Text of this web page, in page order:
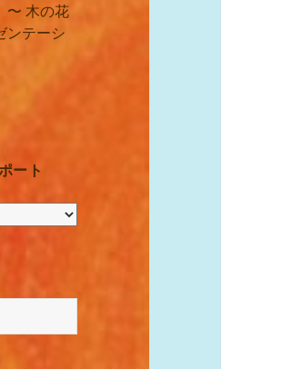
〜 木の花
ンテーシ
ート